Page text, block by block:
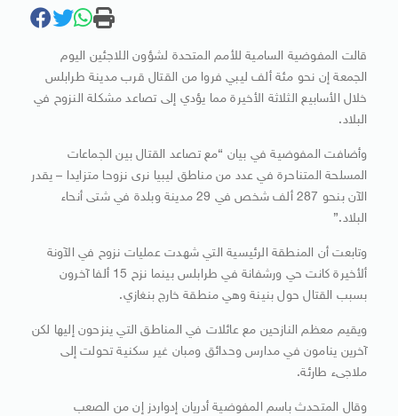
قالت المفوضية السامية للأمم المتحدة لشؤون اللاجئين اليوم
الجمعة إن نحو مئة ألف ليبي فروا من القتال قرب مدينة طرابلس
خلال الأسابيع الثلاثة الأخيرة مما يؤدي إلى تصاعد مشكلة النزوح في
البلاد.
وأضافت المفوضية في بيان “مع تصاعد القتال بين الجماعات
المسلحة المتناحرة في عدد من مناطق ليبيا نرى نزوحا متزايدا – يقدر
الآن بنحو 287 ألف شخص في 29 مدينة وبلدة في شتى أنحاء
البلاد.”
وتابعت أن المنطقة الرئيسية التي شهدت عمليات نزوح في الآونة
ألأخيرة كانت حي ورشفانة في طرابلس بينما نزح 15 ألفا آخرون
بسبب القتال حول بنينة وهي منطقة خارج بنغازي.
ويقيم معظم النازحين مع عائلات في المناطق التي ينزحون إليها لكن
آخرين ينامون في مدارس وحدائق ومبان غير سكنية تحولت إلى
ملاجىء طارئة.
وقال المتحدث باسم المفوضية أدريان إدواردز إن من الصعب